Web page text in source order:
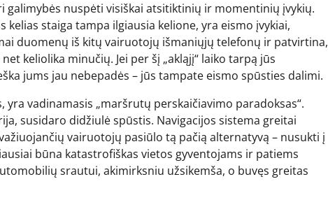
nuspėti visiškai atsitiktinių ir momentinių įvykių.
staiga tampa ilgiausia kelione, yra eismo įvykiai,
duomenų iš kitų vairuotojų išmaniųjų telefonų ir patvirtina,
keliolika minučių. Jei per šį „akląjį“ laiko tarpą jūs
jums jau nebepadės – jūs tampate eismo spūsties dalimi.
vadinamasis „maršrutų perskaičiavimo paradoksas“.
susidaro didžiulė spūstis. Navigacijos sistema greitai
vairuotojų pasiūlo tą pačią alternatyvą – nusukti į
būna katastrofiškas vietos gyventojams ir patiems
srautui, akimirksniu užsikemša, o buvęs greitas